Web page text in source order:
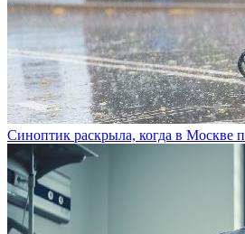
Синоптик раскрыла, когда в Москве